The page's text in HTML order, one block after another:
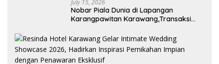
July 15, 2026
Nobar Piala Dunia di Lapangan
Karangpawitan Karawang,Transaksi